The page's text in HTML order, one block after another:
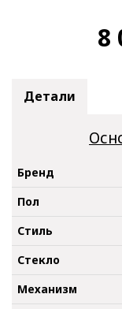
8
Детали
Бренд
Пол
Стиль
Стекло
Механизм